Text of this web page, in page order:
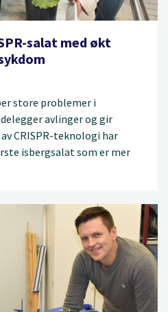
salat med økt
store problemer i
avlinger og gir
CRISPR-teknologi har
isbergsalat som er mer